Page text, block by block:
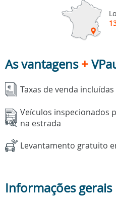
As vantagens+
Taxas de venda incluídas
Veículos inspecionados
na estrada
Levantamento gratuito
Informações gerais